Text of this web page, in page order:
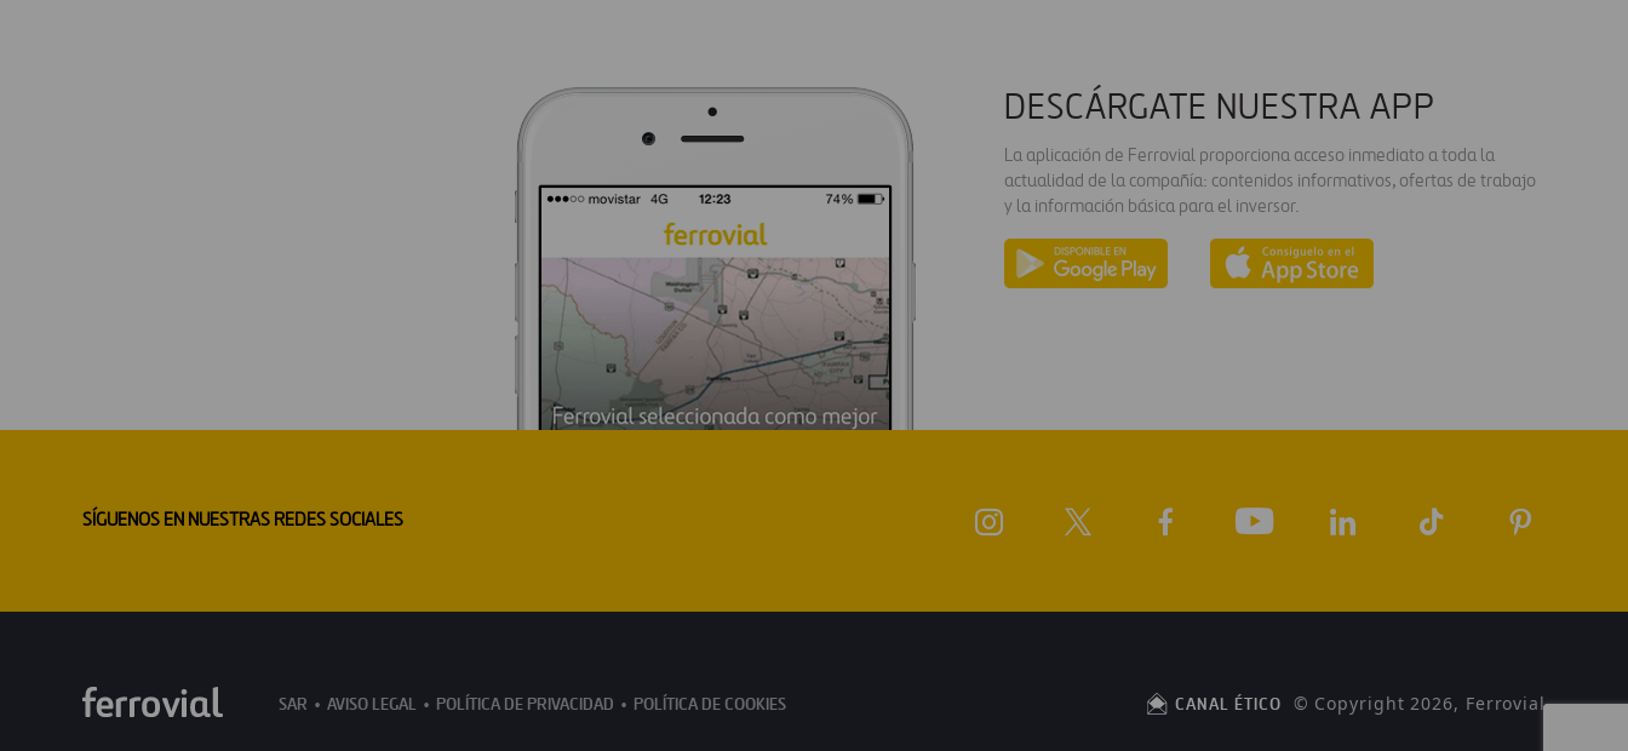
DESCÁRGATE NUESTRA APP
La aplicación de Ferrovial proporciona acceso inmediato a toda la
actualidad de la compañía: contenidos informativos, ofertas de trabajo
y la información básica para el inversor.
SÍGUENOS EN NUESTRAS REDES SOCIALES
SAR AVISO LEGAL POLÍTICA DE PRIVACIDAD POLÍTICA DE COOKIES CANAL ÉTICO © Copyright 2026, Ferrovial